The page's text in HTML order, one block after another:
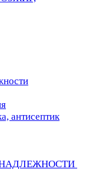
антисептик